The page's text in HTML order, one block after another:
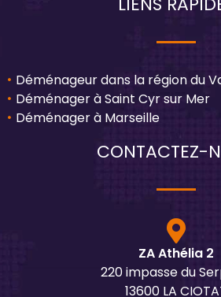
Déménageur dans la région du
Déménager à Saint Cyr sur Mer
Déménager à Marseille
CONTACTEZ-
ZA Athélia 2
220 impasse du
13600 LA